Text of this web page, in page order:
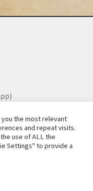
of nonpayment.
the most relevant
and repeat visits.
use of ALL the
Settings" to provide a